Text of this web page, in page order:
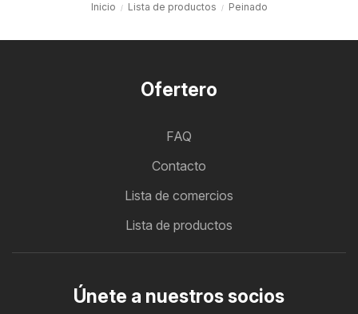
Inicio Lista de productos Peinado
Ofertero
FAQ
Contacto
Lista de comercios
Lista de productos
Únete a nuestros socios